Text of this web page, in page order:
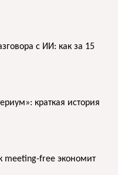
с ИИ: как за 15
краткая история
meeting-free экономит